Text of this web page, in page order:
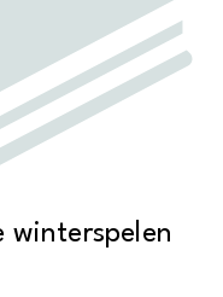
winterspelen